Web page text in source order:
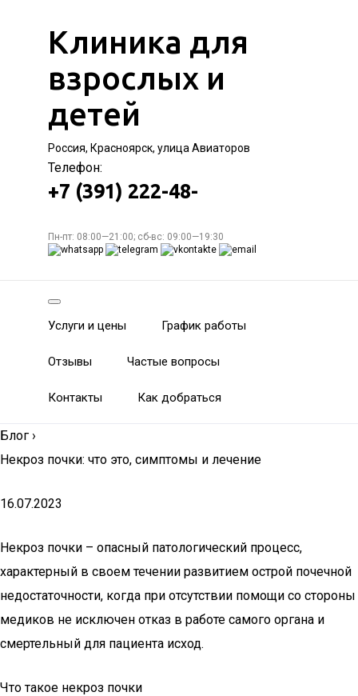
Клиника для
взрослых и
детей
Россия, Красноярск, улица Авиаторов
Телефон:
+7 (391) 222-48-
Пн-пт: 08:00—21:00; сб-вс: 09:00—19:30
Услуги и цены График работы
Отзывы Частые вопросы
Контакты Как добраться
Блог ›
Некроз почки: что это, симптомы и лечение
16.07.2023
Некроз почки – опасный патологический процесс,
характерный в своем течении развитием острой почечной
недостаточности, когда при отсутствии помощи со стороны
медиков не исключен отказ в работе самого органа и
смертельный для пациента исход.
Что такое некроз почки